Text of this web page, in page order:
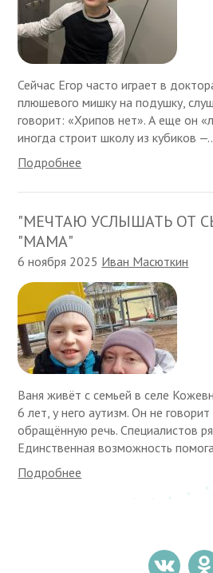
Сейчас Егор часто играет в
плюшевого мишку на подушку,
говорит: «Хрипов нет». А еще он
иногда строит школу из кубиков
Подробнее
"МЕЧТАЮ УСЛЫШАТЬ ОТ
"МАМА"
6 ноября 2025 Иван Масюткин
Ваня живёт с семьей в селе
6 лет, у него аутизм. Он не
обращённую речь. Специалистов
Единственная возможность
Подробнее